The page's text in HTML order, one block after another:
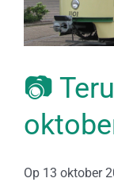
📷
Op 13 oktober